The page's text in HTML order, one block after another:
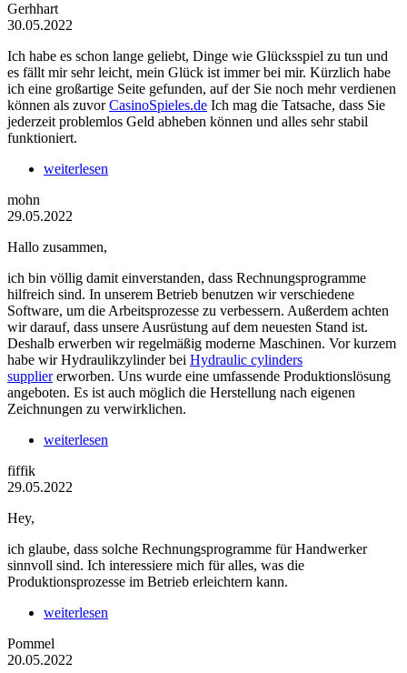
Gerhhart
30.05.2022
Ich habe es schon lange geliebt, Dinge wie Glücksspiel zu tun und
es fällt mir sehr leicht, mein Glück ist immer bei mir. Kürzlich habe
ich eine großartige Seite gefunden, auf der Sie noch mehr verdienen
können als zuvorCasinoSpieles.de Ich mag die Tatsache, dass Sie
jederzeit problemlos Geld abheben können und alles sehr stabil
funktioniert.
weiterlesen
mohn
29.05.2022
Hallo zusammen,
ich bin völlig damit einverstanden, dass Rechnungsprogramme
hilfreich sind. In unserem Betrieb benutzen wir verschiedene
Software, um die Arbeitsprozesse zu verbessern. Außerdem achten
wir darauf, dass unsere Ausrüstung auf dem neuesten Stand ist.
Deshalb erwerben wir regelmäßig moderne Maschinen. Vor kurzem
habe wir Hydraulikzylinder bei Hydraulic cylinders
suppliererworben. Uns wurde eine umfassende Produktionslösung
angeboten. Es ist auch möglich die Herstellung nach eigenen
Zeichnungen zu verwirklichen.
weiterlesen
fiffik
29.05.2022
Hey,
ich glaube, dass solche Rechnungsprogramme für Handwerker
sinnvoll sind. Ich interessiere mich für alles, was die
Produktionsprozesse im Betrieb erleichtern kann.
weiterlesen
Pommel
20.05.2022